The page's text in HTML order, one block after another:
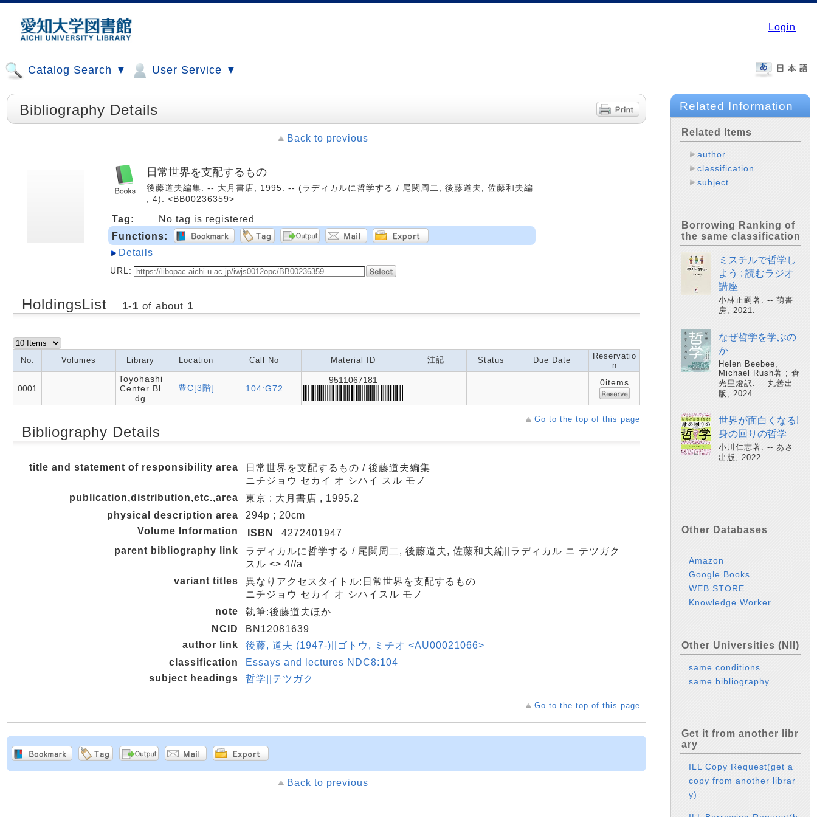
Login
Catalog Search ▼ User Service ▼
Bibliography Details
Back to previous
日常世界を支配するもの
後藤道夫編集. -- 大月書店, 1995. -- (ラディカルに哲学する / 尾関周二, 後藤道夫, 佐藤和夫編
; 4). <BB00236359>
Tag:
No tag is registered
Functions:
Details
URL:
HoldingsList 1-1 of about 1
No. Volumes Library Location Call No Material ID 注記 Status Due Date
Reservatio
n
0001
Toyohashi
Center Bl
dg
豊C[3階] 104:G72
9511067181 0items
Go to the top of this page
Bibliography Details
title and statement of responsibility area
日常世界を支配するもの / 後藤道夫編集
ニチジョウ セカイ オ シハイ スル モノ
publication,distribution,etc.,area
東京 : 大月書店 , 1995.2
physical description area
294p ; 20cm
Volume Information
ISBN
4272401947
parent bibliography link
ラディカルに哲学する / 尾関周二, 後藤道夫, 佐藤和夫編||ラディカル ニ テツガク
スル <> 4//a
variant titles
異なりアクセスタイトル:日常世界を支配するもの
ニチジョウ セカイ オ シハイスル モノ
note
執筆:後藤道夫ほか
NCID
BN12081639
author link
後藤, 道夫 (1947-)||ゴトウ, ミチオ <AU00021066>
classification
Essays and lectures NDC8:104
subject headings
哲学||テツガク
Go to the top of this page
Back to previous
Related Information
Related Items
author
classification
subject
Borrowing Ranking of
the same classification
ミスチルで哲学し
よう : 読むラジオ
講座
小林正嗣著. -- 萌書
房, 2021.
なぜ哲学を学ぶの
か
Helen Beebee,
Michael Rush著 ; 倉
光星燈訳. -- 丸善出
版, 2024.
世界が面白くなる!
身の回りの哲学
小川仁志著. -- あさ
出版, 2022.
Other Databases
Amazon
Google Books
WEB STORE
Knowledge Worker
Other Universities (NII)
same conditions
same bibliography
Get it from another libr
ary
ILL Copy Request(get a
copy from another librar
y)